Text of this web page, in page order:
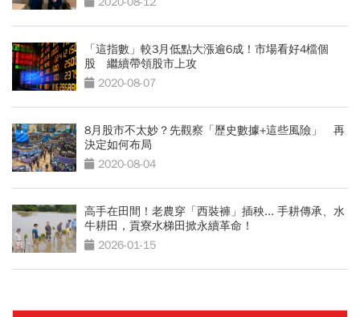
「這指數」較3月低點大漲逾6成！市場看好4檔個
股 繼續帶領股市上攻
2020-08-07
8月股市不太妙？先觀察「歷史數據+這些風險」 再
決定如何布局
2020-08-04
高手在田間！老農穿「西裝褲」插秧... 手耕傳承、水
牛耕田，貢寮水梯田掀永續革命！
2026-01-15